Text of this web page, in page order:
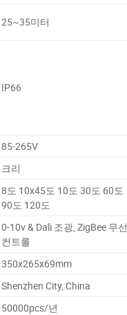
25~35미터
IP66
85-265V
크리
8도 10x45도 10도 30도 60도
90도 120도
0-10v & Dali 조광, ZigBee 무선
컨트롤
350x265x69mm
Shenzhen City, China
50000pcs/년